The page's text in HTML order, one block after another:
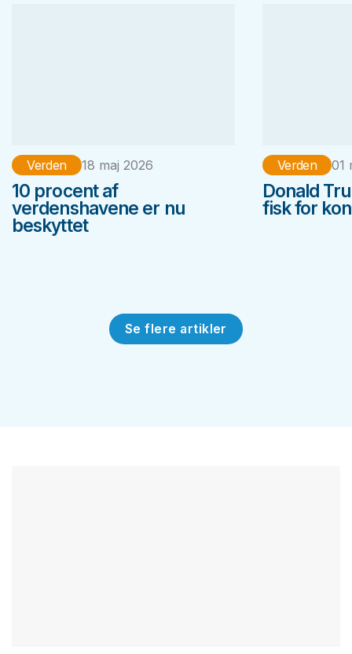
Verden 18 maj 2026
10 procent af
verdenshavene er nu
beskyttet
Verden 01
Donald
fisk for
Se flere artikler